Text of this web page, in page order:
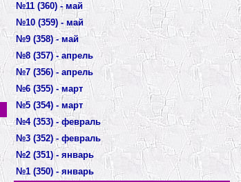
№11 (360) - май
№10 (359) - май
№9 (358) - май
№8 (357) - апрель
№7 (356) - апрель
№6 (355) - март
№5 (354) - март
№4 (353) - февраль
№3 (352) - февраль
№2 (351) - январь
№1 (350) - январь